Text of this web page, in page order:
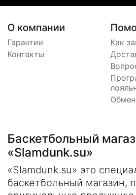
О компании
Гарантии
Контакты
Как
Баскетбольный
«Slamdunk.su»
«Slamdunk.su» это
баскетбольный магазин,